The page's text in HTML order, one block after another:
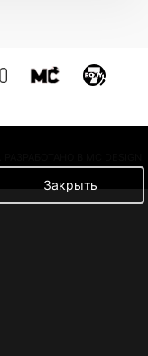
Закрыть